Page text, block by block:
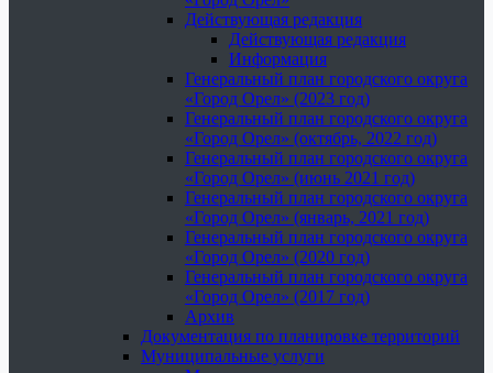
Действующая редакция
Действующая редакция
Информация
Генеральный план городского округа
«Город Орел» (2023 год)
Генеральный план городского округа
«Город Орел» (октябрь, 2022 год)
Генеральный план городского округа
«Город Орел» (июнь 2021 год)
Генеральный план городского округа
«Город Орел» (январь, 2021 год)
Генеральный план городского округа
«Город Орел» (2020 год)
Генеральный план городского округа
«Город Орел» (2017 год)
Архив
Документация по планировке территорий
Муниципальные услуги